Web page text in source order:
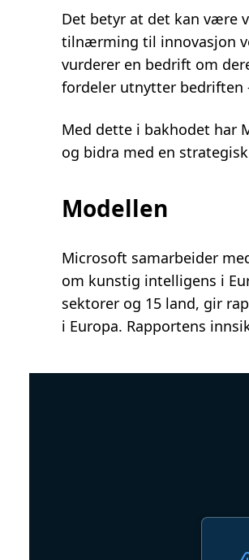
Det betyr at det kan være
tilnærming til innovasjon
vurderer en bedrift om
fordeler utnytter bedriften
Med dette i bakhodet har
og bidra med en
Modellen
Microsoft samarbeider
om kunstig intelligens i
sektorer og 15 land, gir
i Europa. Rapportens